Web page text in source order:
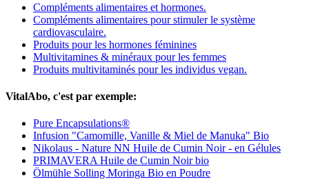
Compléments alimentaires et hormones.
Compléments alimentaires pour stimuler le système
cardiovasculaire.
Produits pour les hormones féminines
Multivitamines & minéraux pour les femmes
Produits multivitaminés pour les individus vegan.
VitalAbo, c'est par exemple:
Pure Encapsulations®
Infusion "Camomille, Vanille & Miel de Manuka" Bio
Nikolaus - Nature NN Huile de Cumin Noir - en Gélules
PRIMAVERA Huile de Cumin Noir bio
Ölmühle Solling Moringa Bio en Poudre